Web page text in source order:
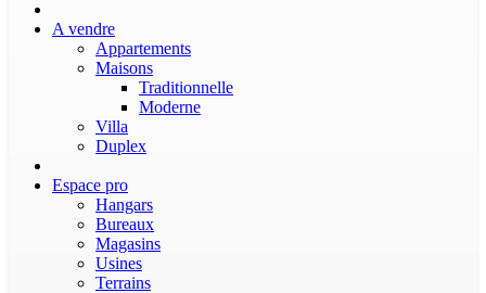
A vendre
Appartements
Maisons
Traditionnelle
Moderne
Villa
Duplex
Espace pro
Hangars
Bureaux
Magasins
Usines
Terrains